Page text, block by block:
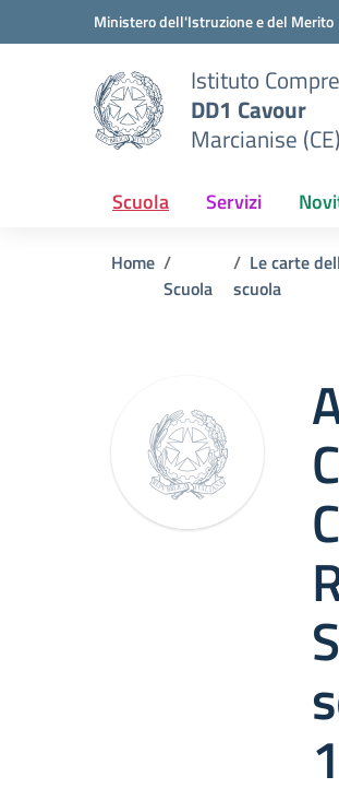
Vai ai contenuti
Vai al menu di navigazioneMinistero dell'Istruzione e del Merito
Istituto
DD1 Cavour
Marcianise (CE)
Scuola Servizi
Home
Scuola
Le carte
scuola